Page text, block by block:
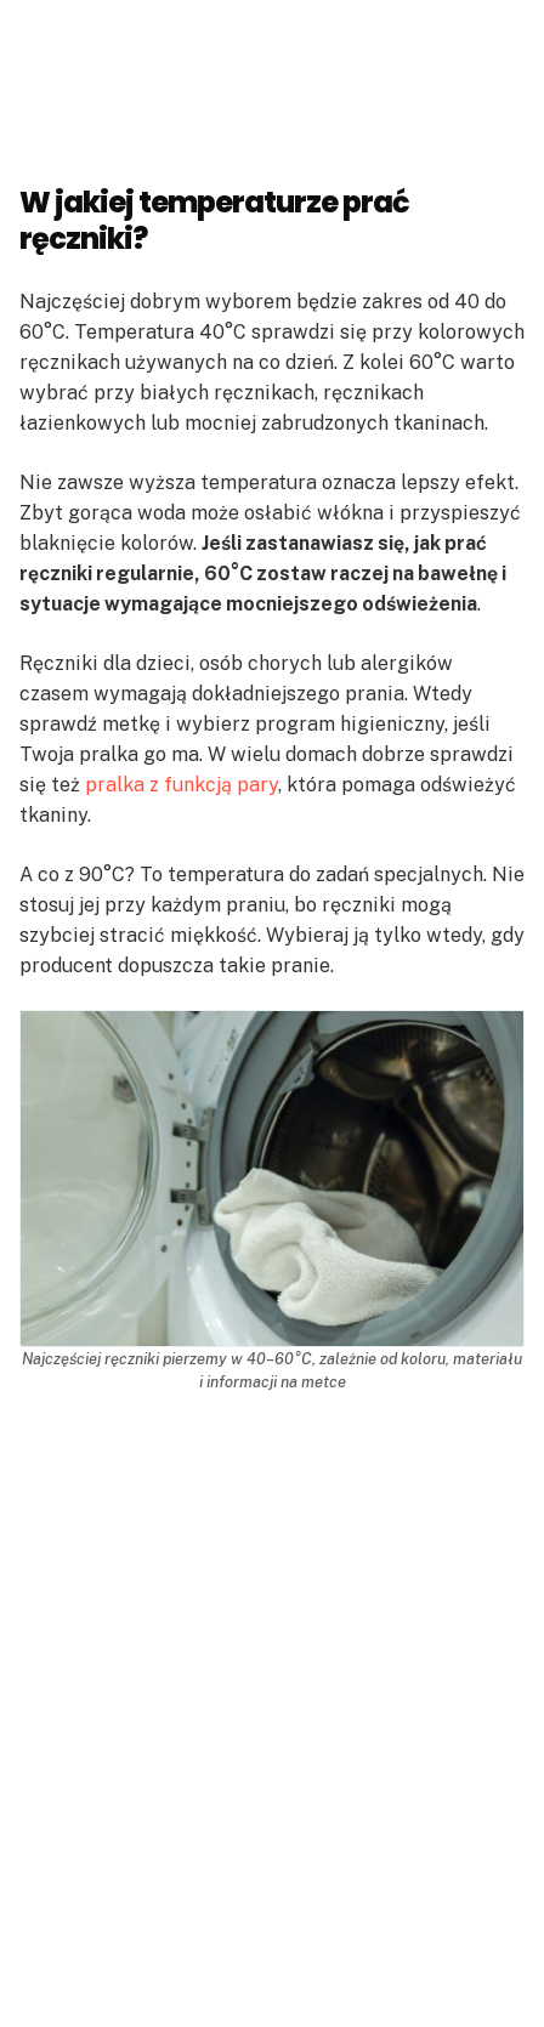
W jakiej temperaturze prać
ręczniki?
Najczęściej dobrym wyborem będzie zakres od 40 do
60°C. Temperatura 40°C sprawdzi się przy kolorowych
ręcznikach używanych na co dzień. Z kolei 60°C warto
wybrać przy białych ręcznikach, ręcznikach
łazienkowych lub mocniej zabrudzonych tkaninach.
Nie zawsze wyższa temperatura oznacza lepszy efekt.
Zbyt gorąca woda może osłabić włókna i przyspieszyć
blaknięcie kolorów. Jeśli zastanawiasz się, jak prać
ręczniki regularnie, 60°C zostaw raczej na bawełnę i
sytuacje wymagające mocniejszego odświeżenia.
Ręczniki dla dzieci, osób chorych lub alergików
czasem wymagają dokładniejszego prania. Wtedy
sprawdź metkę i wybierz program higieniczny, jeśli
Twoja pralka go ma. W wielu domach dobrze sprawdzi
się też pralka z funkcją pary, która pomaga odświeżyć
tkaniny.
A co z 90°C? To temperatura do zadań specjalnych. Nie
stosuj jej przy każdym praniu, bo ręczniki mogą
szybciej stracić miękkość. Wybieraj ją tylko wtedy, gdy
producent dopuszcza takie pranie.
Najczęściej ręczniki pierzemy w 40–60°C, zależnie od koloru, materiału
i informacji na metce